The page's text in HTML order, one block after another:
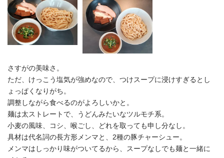
さすがの美味さ。
ただ、けっこう塩気が強めなので、つけスープに浸けすぎるとし
ょっぱくなりがち。
調整しながら食べるのがよろしいかと。
麺は太ストレートで、うどんみたいなツルモチ系。
小麦の風味、コシ、喉ごし、どれを取っても申し分なし。
具材は代名詞の長方形メンマと、2種の豚チャーシュー。
メンマはしっかり味がついてるから、スープなしでも麺と一緒に